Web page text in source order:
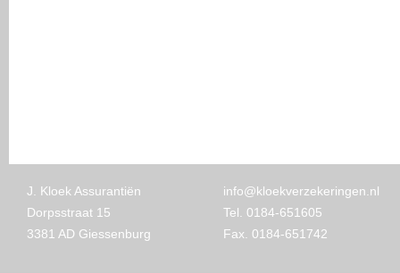
J. Kloek Assurantiën
Dorpsstraat 15
3381 AD Giessenburg
info@kloekverzekeringen.nl
Tel. 0184-651605
Fax. 0184-651742